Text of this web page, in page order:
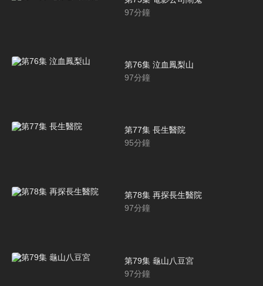
97分鐘
第76集 泣血鳳梨山
97分鐘
第77集 長生醫院
95分鐘
第78集 再探長生醫院
97分鐘
第79集 龜山八豆宮
97分鐘